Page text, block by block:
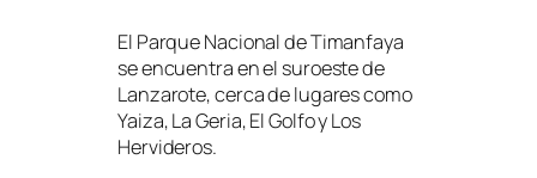
El Parque Nacional de Timanfaya
se encuentra en el suroeste de
Lanzarote, cerca de lugares como
Yaiza, La Geria, El Golfo y Los
Hervideros.